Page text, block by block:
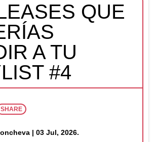
QUE
A TU
#4
SHARE
| 03 Jul, 2026.